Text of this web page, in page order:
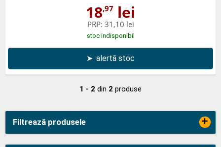
Filtrează produsele +
18,97 lei
PRP: 31,10 lei
stoc indisponibil
➤ alertă stoc
1 - 2 din 2 produse